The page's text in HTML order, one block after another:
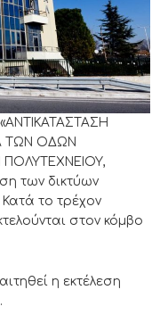
ΤΩΝ ΟΔΩΝ
των δικτύων
το τρέχον
στον κόμβο
η εκτέλεση